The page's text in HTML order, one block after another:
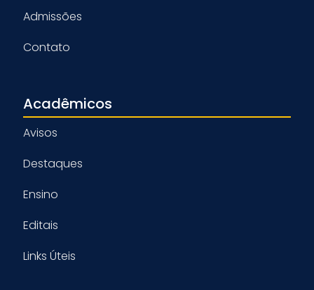
Admissões
Contato
Acadêmicos
Avisos
Destaques
Ensino
Editais
Links Úteis